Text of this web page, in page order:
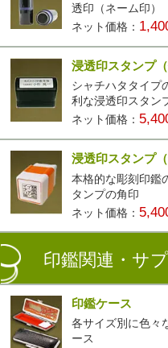
透印（ネーム印）
ネット価格：
浸透印スタンプ
シャチハタタイプ
利な浸透印スタン
ネット価格：
浸透印スタンプ（
本格的な彫刻印鑑
タンプの角印
ネット価格：
印鑑関連・サ
印鑑ケース
各サイズ別に色々
ース